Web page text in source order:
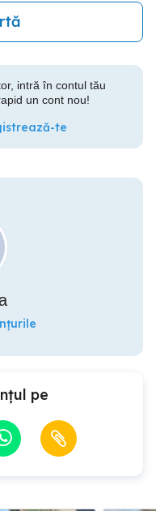
intră în contul tău
un cont nou!
te
pe